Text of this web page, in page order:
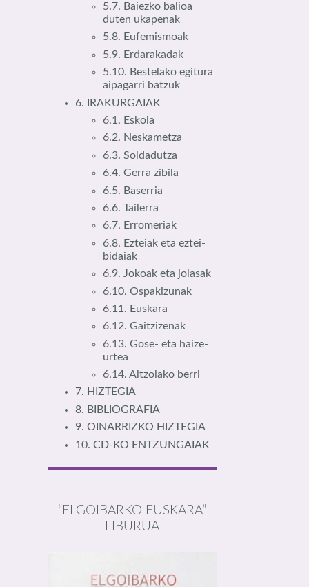
5.7. Baiezko balioa
duten ukapenak
5.8. Eufemismoak
5.9. Erdarakadak
5.10. Bestelako egitura
aipagarri batzuk
6. IRAKURGAIAK
6.1. Eskola
6.2. Neskametza
6.3. Soldadutza
6.4. Gerra zibila
6.5. Baserria
6.6. Tailerra
6.7. Erromeriak
6.8. Ezteiak eta eztei-
bidaiak
6.9. Jokoak eta jolasak
6.10. Ospakizunak
6.11. Euskara
6.12. Gaitzizenak
6.13. Gose- eta haize-
urtea
6.14. Altzolako berri
7. HIZTEGIA
8. BIBLIOGRAFIA
9. OINARRIZKO HIZTEGIA
10. CD-KO ENTZUNGAIAK
“ELGOIBARKO EUSKARA”
LIBURUA